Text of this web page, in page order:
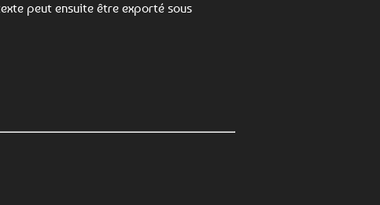
peut ensuite être exporté sous